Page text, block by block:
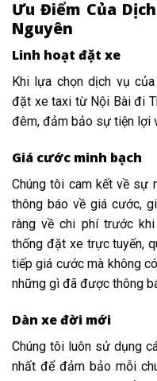
Ưu Điểm Của
Nguyên
Linh hoạt đặt xe
Khi lựa chọn dịch vụ
đặt xe taxi từ Nội Bài đi
đêm, đảm bảo sự tiện lợi
Giá cước minh bạch
Chúng tôi cam kết về sự
thông báo về giá cước,
ràng về chi phí trước
thống đặt xe trực tuyến,
tiếp giá cước mà không
những gì đã được thông
Dàn xe đời mới
Chúng tôi luôn sử dụng
nhất để đảm bảo mỗi